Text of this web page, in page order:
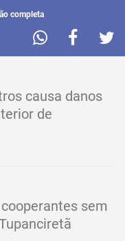
completa
causa danos
de
sem